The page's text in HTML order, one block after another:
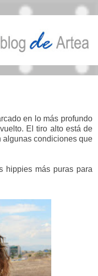
en lo más profundo
El tiro alto está de
algunas condiciones que
hippies más puras para